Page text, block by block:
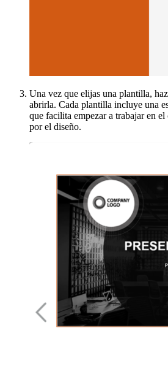
Una vez que elijas una plantilla,
abrirla. Cada plantilla incluye una
que facilita empezar a trabajar en
por el diseño.